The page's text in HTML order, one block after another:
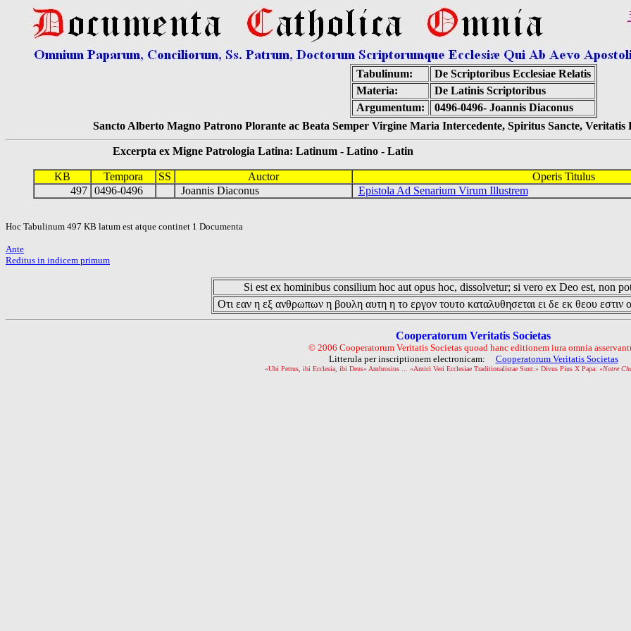
Tabulinum:
De Scriptoribus Ecclesiae Relatis
Materia:
De Latinis Scriptoribus
Argumentum:
0496-0496- Joannis Diaconus
Sancto Alberto Magno Patrono Plorante ac Beata Semper Virgine Maria Intercedente, Spiritus Sancte,
Excerpta ex Migne Patrologia Latina: Latinum - Latino - Latin
KB Tempora SS Auctor Operis Titulus
497 0496-0496 Joannis Diaconus Epistola Ad Senarium Virum Illustrem
Hoc Tabulinum 497 KB latum est atque continet 1 Documenta
Ante
Reditus in indicem primum
Si est ex hominibus consilium hoc aut opus hoc, dissolvetur; si vero ex Deo est, non
Οτι εαν η εξ ανθρωπων η βουλη αυτη η το εργον τουτο καταλυθησεται ει δε εκ θεου εστιν
Cooperatorum Veritatis Societas
© 2006 Cooperatorum Veritatis Societas quoad hanc editionem iura omnia
Litterula per inscriptionem electronicam: Cooperatorum Veritatis Societas
«Ubi Petrus, ibi Ecclesia, ibi Deus» Ambrosius ... «Amici Veri Ecclesiae Traditionalistae Sunt.» Divus Pius X Papa: «Notre